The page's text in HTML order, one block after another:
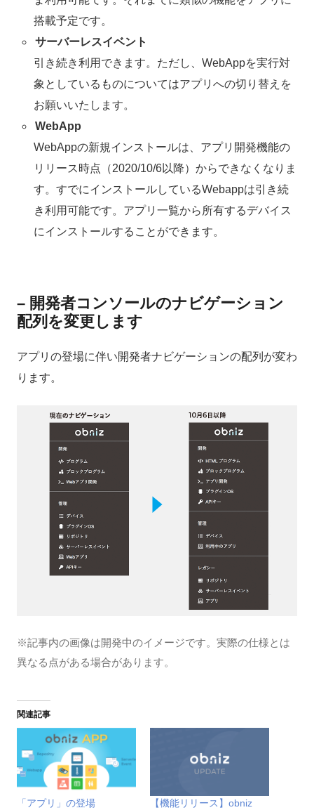
搭載予定です。
サーバーレスイベント
引き続き利用できます。ただし、WebAppを実行対
象としているものについてはアプリへの切り替えを
お願いいたします。
WebApp
WebAppの新規インストールは、アプリ開発機能の
リリース時点（2020/10/6以降）からできなくなりま
す。すでにインストールしているWebappは引き続
き利用可能です。アプリ一覧から所有するデバイス
にインストールすることができます。
– 開発者コンソールのナビゲーション
配列を変更します
アプリの登場に伴い開発者ナビゲーションの配列が変わ
ります。
※記事内の画像は開発中のイメージです。実際の仕様とは
異なる点がある場合があります。
関連記事
「アプリ」の登場
【機能リリース】obniz